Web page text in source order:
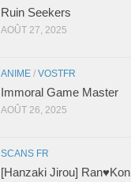
Ruin Seekers
AOÛT 27, 2025
ANIME / VOSTFR
Immoral Game Master
AOÛT 26, 2025
SCANS FR
[Hanzaki Jirou] Ran♥Kon